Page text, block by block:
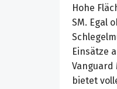
Hohe
SM. Egal
Einsätze
Vanguard
bietet